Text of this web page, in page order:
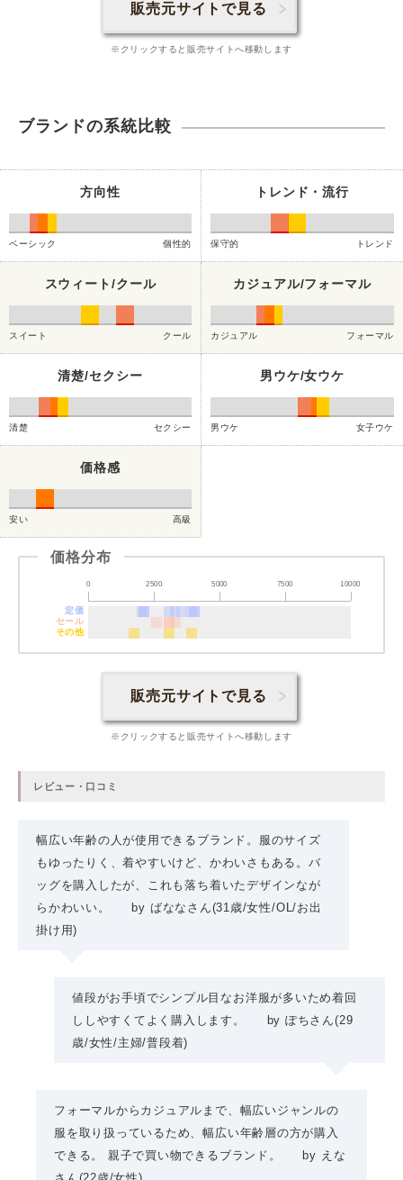
販売元サイトで見る
※クリックすると販売サイトへ移動します
ブランドの系統比較
方向性
ベーシック 個性的
トレンド・流行
保守的 トレンド
スウィート/クール
スイート クール
カジュアル/フォーマル
カジュアル フォーマル
清楚/セクシー
清楚 セクシー
男ウケ/女ウケ
男ウケ 女子ウケ
価格感
安い 高級
価格分布
0 2500 5000 7500 10000
定価
セール
その他
販売元サイトで見る
※クリックすると販売サイトへ移動します
レビュー・口コミ
幅広い年齢の人が使用できるブランド。服のサイズ
もゆったりく、着やすいけど、かわいさもある。バ
ッグを購入したが、これも落ち着いたデザインなが
らかわいい。
by ばななさん(31歳/女性/OL/お出
掛け用)
値段がお手頃でシンプル目なお洋服が多いため着回
ししやすくてよく購入します。
by ぽちさん(29
歳/女性/主婦/普段着)
フォーマルからカジュアルまで、幅広いジャンルの
服を取り扱っているため、幅広い年齢層の方が購入
できる。 親子で買い物できるブランド。
by えな